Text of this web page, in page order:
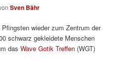
Sven Bähr
Pfingsten wieder zum Zentrum der
schwarz gekleidete Menschen
dasWave Gotik Treffen (WGT)